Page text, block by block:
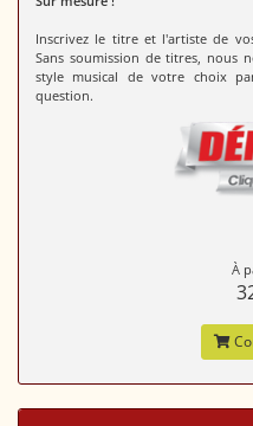
Inscrivez le titre et l'artiste de
Sans soumission de titres, nous
style musical de votre choix
question.
À